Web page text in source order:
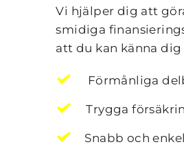
Vi hjälper dig att
smidiga
att du kan känna
Förmånliga
Trygga
Snabb och